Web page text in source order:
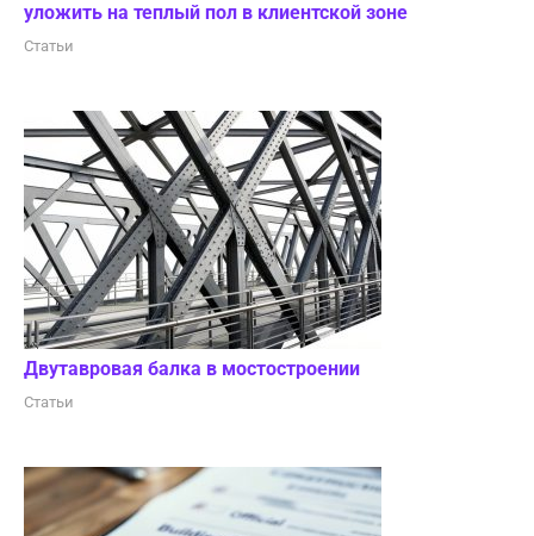
уложить на теплый пол в клиентской зоне
Статьи
Двутавровая балка в мостостроении
Статьи